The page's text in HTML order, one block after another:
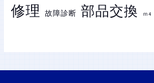
修理 故障診断 部品交換 ｍ4